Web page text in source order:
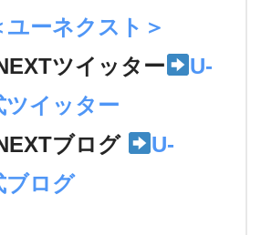
ユーネクスト＞
ツイッター
U-
ツイッター
ブログ
U-
ブログ